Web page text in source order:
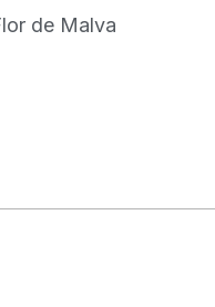
de Malva